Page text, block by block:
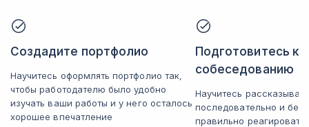
Создадите портфолио
Научитесь оформлять портфолио так,
чтобы работодателю было удобно
изучать ваши работы и у него осталось
хорошее впечатление
Подготовитесь к
собеседованию
Научитесь
последовательно и без
правильно